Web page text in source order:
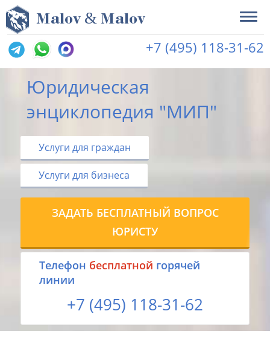
Malov & Malov
+7 (495) 118-31-62
Юридическая
энциклопедия "МИП"
Услуги для граждан
Услуги для бизнеса
ЗАДАТЬ БЕСПЛАТНЫЙ ВОПРОС
ЮРИСТУ
Tелефон бесплатной горячей
линии
+7 (495) 118-31-62